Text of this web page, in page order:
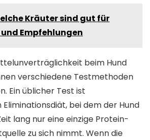
Kräuter sind gut für
Empfehlungen
beim Hund
verschiedene Testmethoden
Ein üblicher Test ist
Eliminationsdiät, bei dem der Hund
lang nur eine einzige Protein-
zu sich nimmt. Wenn die